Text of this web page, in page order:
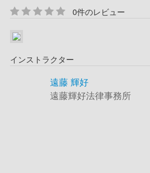
0件のレビュー
インストラクター
遠藤 輝好
遠藤輝好法律事務所